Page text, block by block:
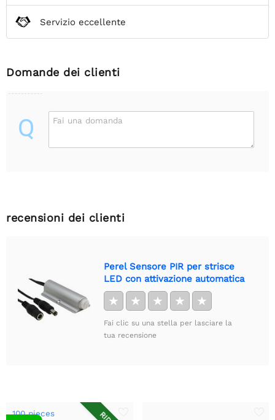
Servizio eccellente
Domande dei clienti
Q Fai una domanda
recensioni dei clienti
Perel Sensore PIR per strisce
LED con attivazione automatica
★ ★ ★ ★ ★
Fai clic su una stella per lasciare la
tua recensione
100 pieces